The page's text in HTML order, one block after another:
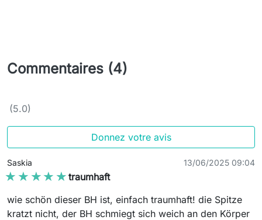
Commentaires (4)
(5.0)
Donnez votre avis
Saskia 13/06/2025 09:04
★★★★★
★★★★★ traumhaft
wie schön dieser BH ist, einfach traumhaft! die Spitze
kratzt nicht, der BH schmiegt sich weich an den Körper